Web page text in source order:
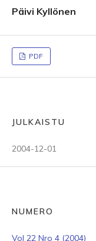
Päivi Kyllönen
PDF
JULKAISTU
2004-12-01
NUMERO
Vol 22 Nro 4 (2004)